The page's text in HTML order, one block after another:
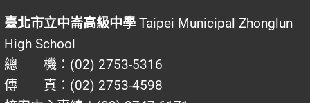
臺北市立中崙高級中學 Taipei Municipal Zhonglun
High School
總 機：(02) 2753-5316
傳 真：(02) 2753-4598